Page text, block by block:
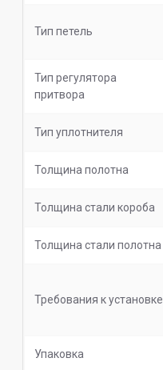
Тип петель
Тип регулятора
притвора
Тип уплотнителя
Толщина полотна
Толщина стали короба
Толщина стали полотна
Требования к установке
Упаковка